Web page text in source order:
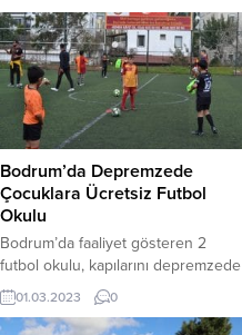
Bodrum’da Depremzede
Çocuklara Ücretsiz Futbol
Okulu
Bodrum’da faaliyet gösteren 2
futbol okulu, kapılarını depremzede
çocuklara açtı. İki okulda
depremzedelere ücretsiz futbol
01.03.2023 0